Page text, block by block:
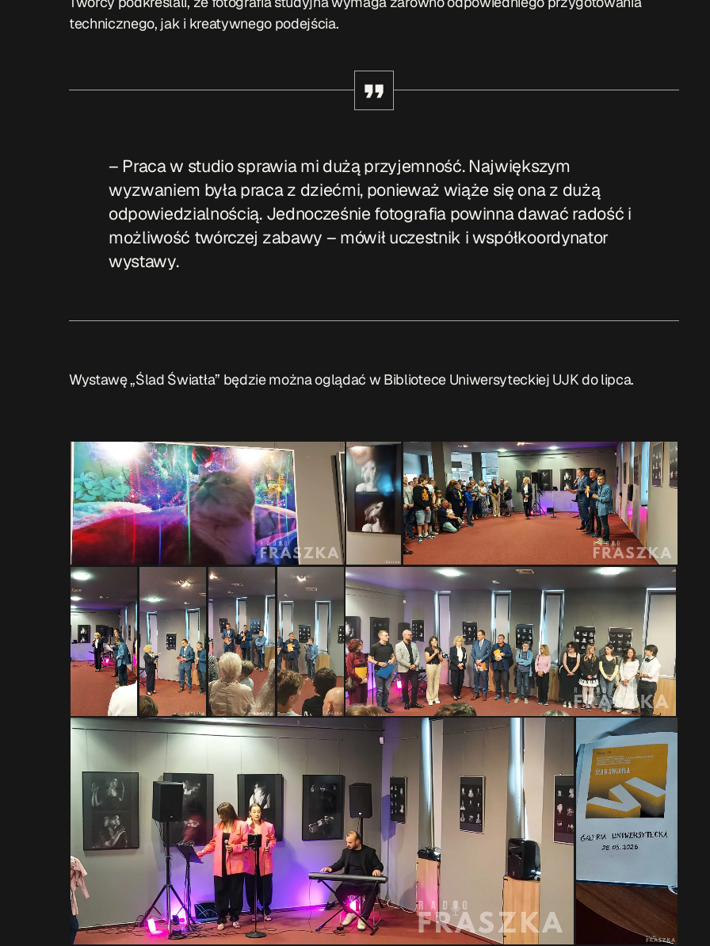
technicznego, jak i kreatywnego podejścia.
– Praca w studio sprawia mi dużą przyjemność. Największym
wyzwaniem była praca z dziećmi, ponieważ wiąże się ona z dużą
odpowiedzialnością. Jednocześnie fotografia powinna dawać radość i
możliwość twórczej zabawy – mówił uczestnik i współkoordynator
wystawy.
Wystawę „Ślad Światła” będzie można oglądać w Bibliotece Uniwersyteckiej UJK do lipca.